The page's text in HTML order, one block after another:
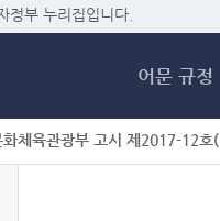
정부 누리집입니다.
어문 규정
체육관광부 고시 제2017-12